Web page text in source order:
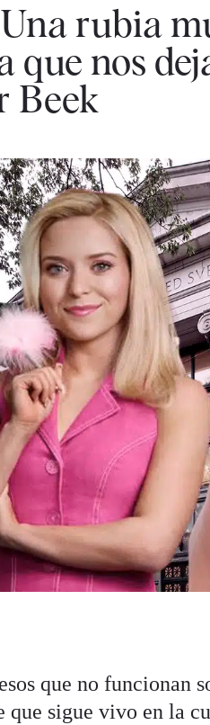
rubia
que nos
Beek
que no funcionan
que sigue vivo en la